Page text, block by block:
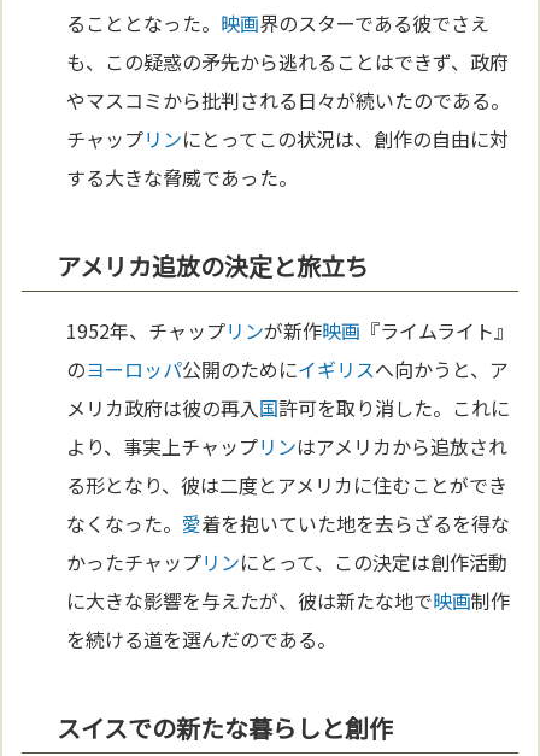
ることとなった。 映画界のスターである彼でさえ
も、この疑惑の矛先から逃れることはできず、政府
やマスコミから批判される日々が続いたのである。
チャップリンにとってこの状況は、創作の自由に対
する大きな脅威であった。
アメリカ追放の決定と旅立ち
1952年、チャップリンが新作映画 『ライムライト』
のヨーロッパ公開のためにイギリスへ向かうと、ア
メリカ政府は彼の再入国許可を取り消した。これに
より、事実上チャップリンはアメリカから追放され
る形となり、彼は二度とアメリカに住むことができ
なくなった。 愛着を抱いていた地を去らざるを得な
かったチャップリンにとって、この決定は創作活動
に大きな影響を与えたが、彼は新たな地で映画制作
を続ける道を選んだのである。
スイスでの新たな暮らしと創作